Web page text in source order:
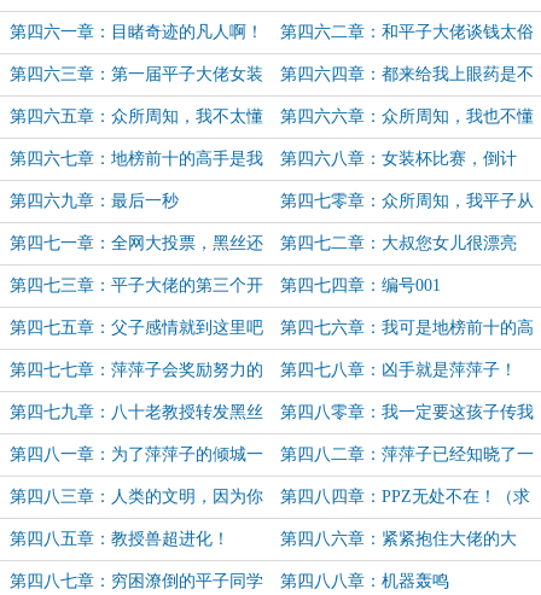
心破碎了 表演一次
第四六一章：目睹奇迹的凡人啊！ 第四六二章：和平子大佬谈钱太俗
了
第四六三章：第一届平子大佬女装
杯C语言编程大赛出圈了
第四六四章：都来给我上眼药是不
是？
第四六五章：众所周知，我不太懂
算法和数据结构
第四六六章：众所周知，我也不懂
网络通讯
第四六七章：地榜前十的高手是我
师父？！
第四六八章：女装杯比赛，倒计
时！
第四六九章：最后一秒 第四七零章：众所周知，我平子从
不女装
第四七一章：全网大投票，黑丝还
是白丝？
第四七二章：大叔您女儿很漂亮
呢！
第四七三章：平子大佬的第三个开
源项目PPZ?WAI?FU
第四七四章：编号001
第四七五章：父子感情就到这里吧 第四七六章：我可是地榜前十的高
手啊！
第四七七章：萍萍子会奖励努力的
大家哒！
第四七八章：凶手就是萍萍子！
第四七九章：八十老教授转发黑丝
女生为哪般（6.8K）
第四八零章：我一定要这孩子传我
衣钵！
第四八一章：为了萍萍子的倾城一
笑，这是女装杯比赛的下半场？
第四八二章：萍萍子已经知晓了一
切（6K）
第四八三章：人类的文明，因为你
钱守正而前进一大步
第四八四章：PPZ无处不在！（求
月票）
第四八五章：教授兽超进化！ 第四八六章：紧紧抱住大佬的大
腿！（新年快乐，7K）
第四八七章：穷困潦倒的平子同学 第四八八章：机器轰鸣